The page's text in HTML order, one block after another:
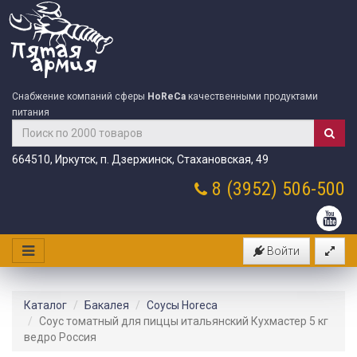
Снабжение компаний сферы HoReCa качественными продуктами
питания
664510, Иркутск, п. Дзержинск, Стахановская, 49
8 (3952) 506-500
Войти
Каталог Бакалея
Соусы Horeca
Соус томатный для пиццы итальянский Кухмастер 5 кг
ведро Россия